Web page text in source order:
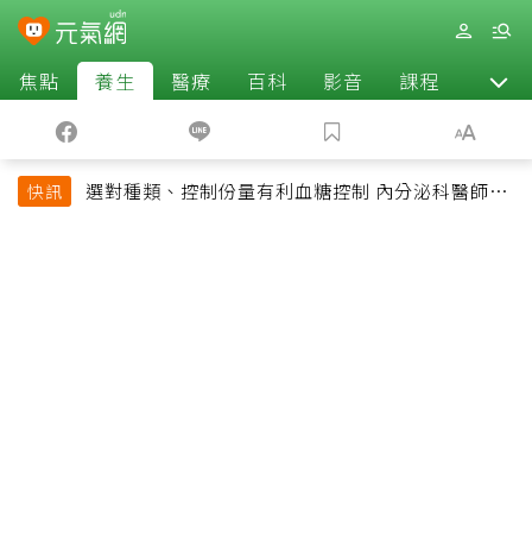
焦點 養生 醫療 百科 影音 課程 退休
快訊
選對種類、控制份量有利血糖控制 內分泌科醫師最